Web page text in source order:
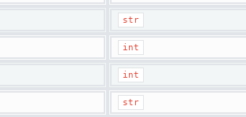
str
int
int
str